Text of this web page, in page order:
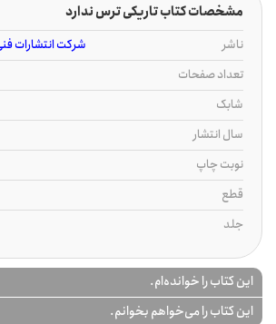
مشخصات کتاب تاریکی ترس ندارد
ناشر
شرکت انتشارات
تعداد صفحات
شابک
سال انتشار
نوبت چاپ
قطع
جلد
این کتاب را خوانده‌ام.
این کتاب را می‌خواهم بخوانم.